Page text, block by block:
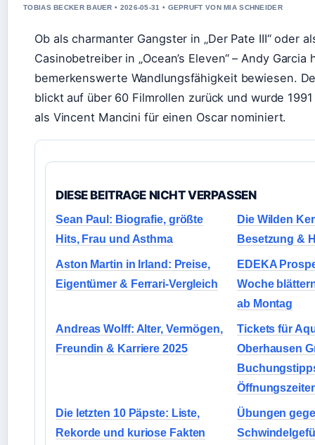
TOBIAS BECKER BAUER • 2026-05-31 • GEPRUFT VON MIA SCHNEIDER
Ob als charmanter Gangster in „Der Pate III“ oder
Casinobetreiber in „Ocean’s Eleven“ – Andy Garcia
bemerkenswerte Wandlungsfähigkeit bewiesen.
blickt auf über 60 Filmrollen zurück und wurde
als Vincent Mancini für einen Oscar nominiert.
DIESE BEITRAGE NICHT VERPASSEN
Sean Paul: Biografie, größte
Hits, Frau und Asthma
Die Wilden
Besetzung &
Aston Martin in Irland: Preise,
Eigentümer & Ferrari-Vergleich
EDEKA
Woche
ab Montag
Andreas Wolff: Alter, Vermögen,
Freundin & Karriere 2025
Tickets für
Oberhausen
Die letzten 10 Päpste: Liste,
Rekorde und kuriose Fakten
Übungen